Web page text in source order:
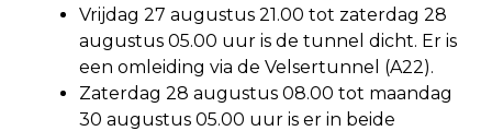
Vrijdag 27 augustus 21.00 tot zaterdag 28
augustus 05.00 uur is de tunnel dicht. Er is
een omleiding via de Velsertunnel (A22).
Zaterdag 28 augustus 08.00 tot maandag
30 augustus 05.00 uur is er in beide